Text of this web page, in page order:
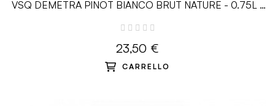
VSQ DEMETRA PINOT BIANCO BRUT NATURE - 0.75L -
23,50 €
CARRELLO